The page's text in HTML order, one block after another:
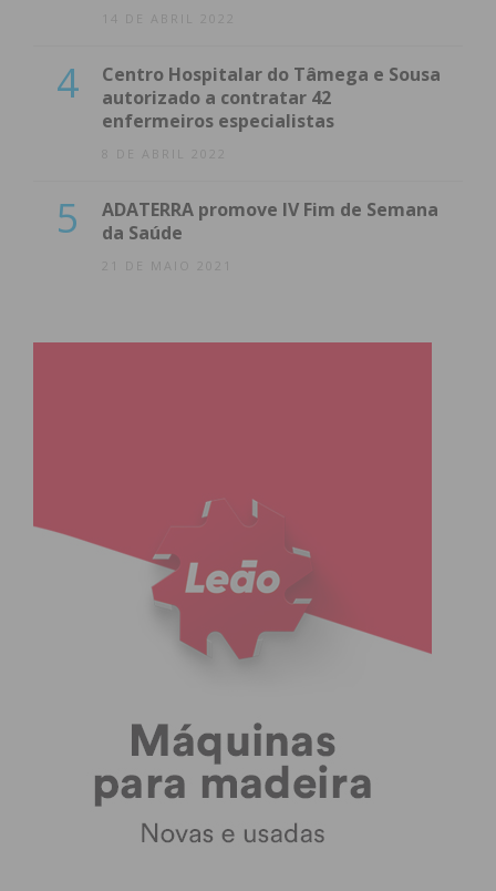
14 DE ABRIL 2022
4
Centro Hospitalar do Tâmega e Sousa
autorizado a contratar 42
enfermeiros especialistas
8 DE ABRIL 2022
5
ADATERRA promove IV Fim de Semana
da Saúde
21 DE MAIO 2021